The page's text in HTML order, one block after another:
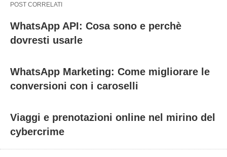
POST CORRELATI
WhatsApp API: Cosa sono e perchè
dovresti usarle
WhatsApp Marketing: Come migliorare le
conversioni con i caroselli
Viaggi e prenotazioni online nel mirino del
cybercrime